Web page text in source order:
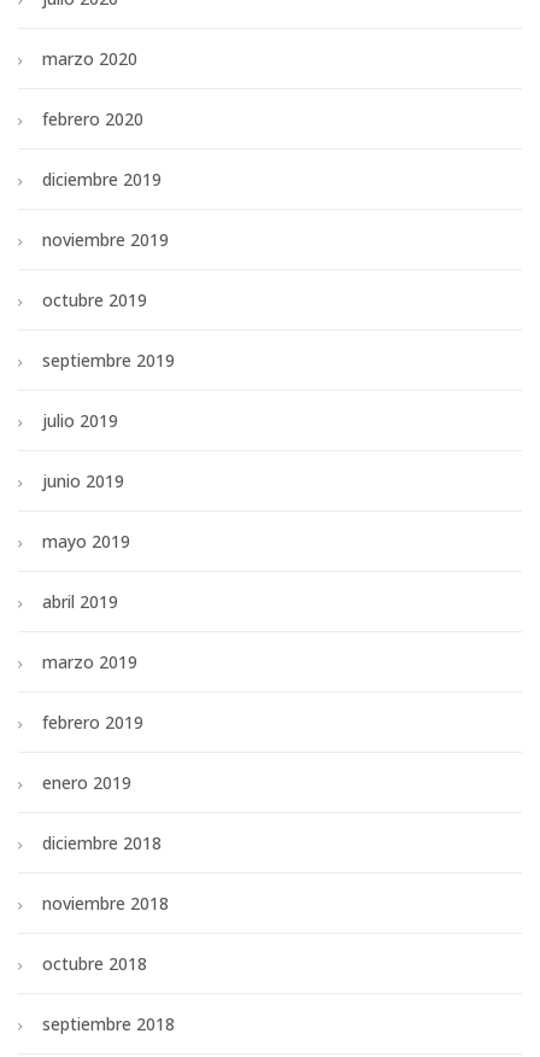
marzo 2020
febrero 2020
diciembre 2019
noviembre 2019
octubre 2019
septiembre 2019
julio 2019
junio 2019
mayo 2019
abril 2019
marzo 2019
febrero 2019
enero 2019
diciembre 2018
noviembre 2018
octubre 2018
septiembre 2018